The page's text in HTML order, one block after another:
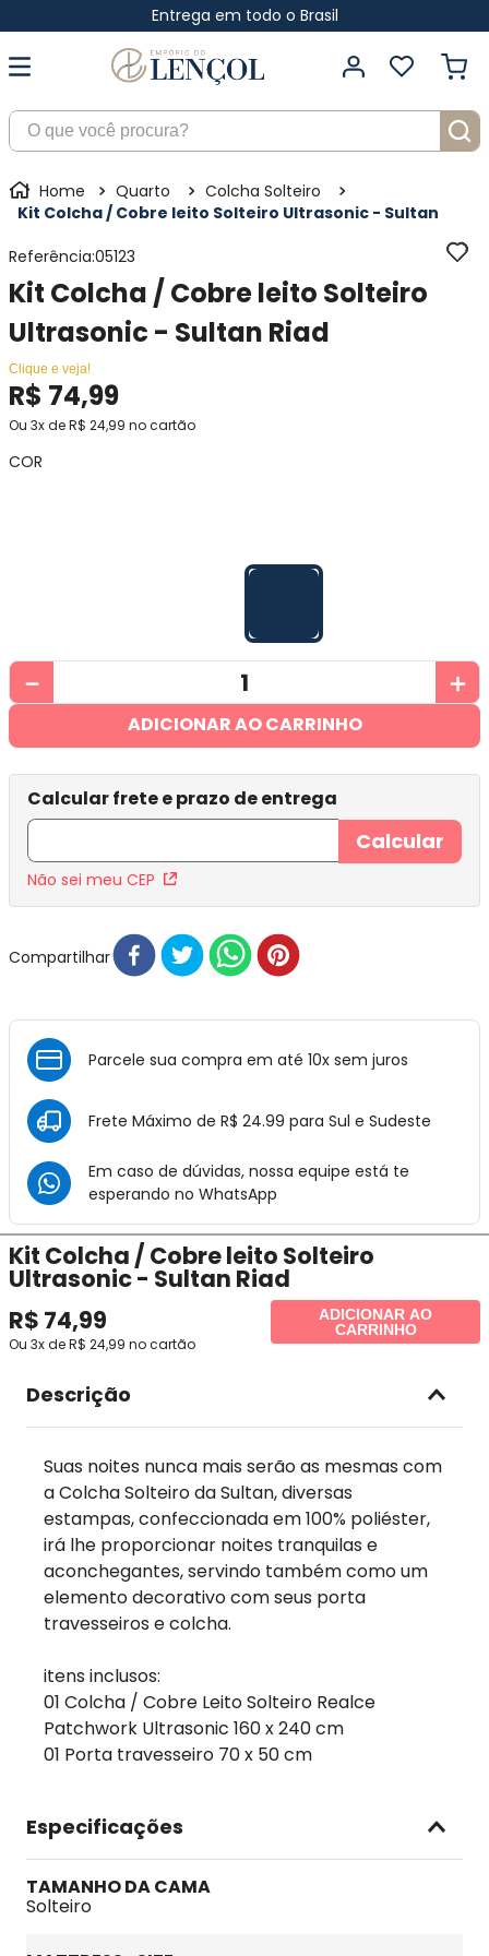
Entrega em todo o Brasil
O que você procura?
Quarto
Colcha Solteiro
Kit Colcha / Cobre leito Solteiro Ultrasonic - Sultan
Referência:05123
Kit Colcha / Cobre leito Solteiro
Ultrasonic - Sultan Riad
Clique e veja!
R$ 74,99
Ou 3x deR$ 24,99 no cartão
COR
＋
－
ADICIONAR AO CARRINHO
Não sei meu CEP
Compartilhar
Parcele sua compra em até 10x sem juros
Frete Máximo de R$ 24.99 para Sul e Sudeste
Em caso de dúvidas, nossa equipe está te
esperando no WhatsApp
Kit Colcha / Cobre leito Solteiro
Ultrasonic - Sultan Riad
R$ 74,99
Ou 3x deR$ 24,99 no cartão
ADICIONAR AO
CARRINHO
Descrição
Suas noites nunca mais serão as mesmas com
a Colcha Solteiro da Sultan, diversas
estampas, confeccionada em 100% poliéster,
irá lhe proporcionar noites tranquilas e
aconchegantes, servindo também como um
elemento decorativo com seus porta
travesseiros e colcha.
itens inclusos:
01 Colcha / Cobre Leito Solteiro Realce
Patchwork Ultrasonic 160 x 240 cm
01 Porta travesseiro 70 x 50 cm
Especificações
TAMANHO DA CAMA
Solteiro